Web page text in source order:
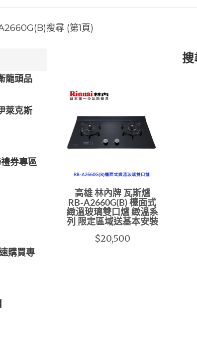
搜尋 (第1頁)
龍頭品
萊克斯
券專區
購買專
搜
高雄 林內牌 瓦斯爐
RB-A2660G(B) 檯面式
緻溫玻璃雙口爐 緻溫系
列 限定區域送基本安裝
$20,500